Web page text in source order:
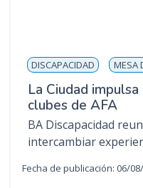
DISCAPACIDAD MESA
La Ciudad
clubes de AFA
BA Discapacidad
intercambiar
Fecha de publicación: 06/